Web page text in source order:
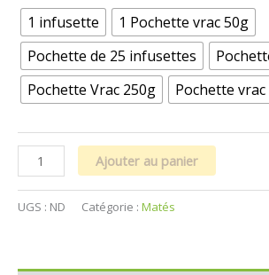
1 infusette
1 Pochette vrac 50g
Pochette de 25 infusettes
Pochette Vrac 250g
Pochette
Ajouter au panier
UGS : ND Catégorie : Matés